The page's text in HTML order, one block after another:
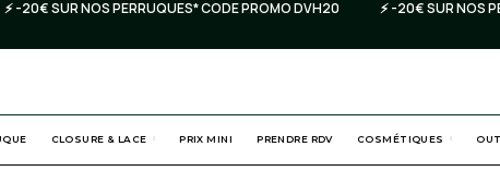
EN PLUSIEURS FOIS DISPONIBLES ⚡️ -20€ SUR NOS PERRUQUES*
CLOSURE & LACE PRIX MINI PRENDRE RDV COSMÉTIQUES